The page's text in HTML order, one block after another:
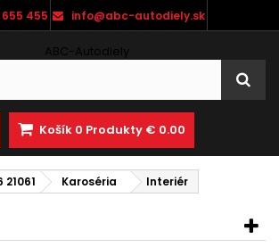
455 info@abc-autodiely.sk
Košík 0 Produkty € 0.00
21061 Karoséria Interiér